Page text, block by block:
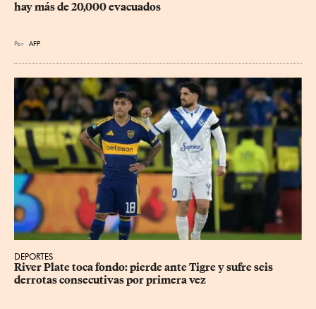
hay más de 20,000 evacuados
Por AFP
DEPORTES
River Plate toca fondo: pierde ante Tigre y sufre seis
derrotas consecutivas por primera vez